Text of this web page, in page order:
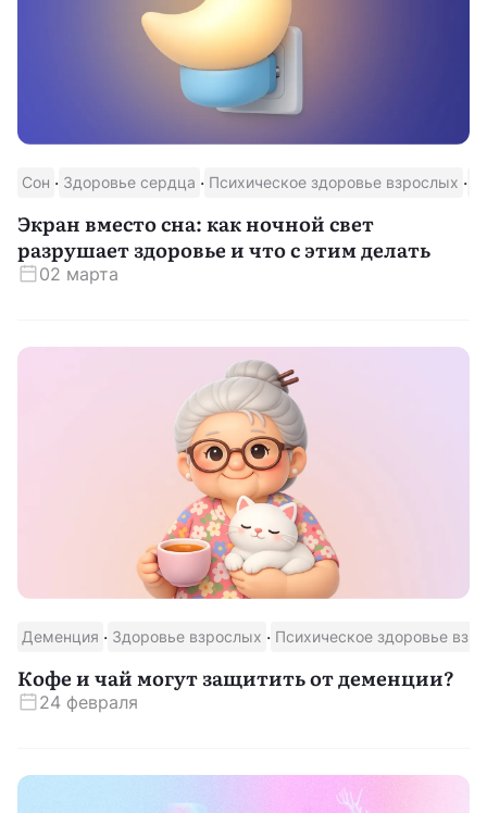
Сон · Здоровье сердца · Психическое здоровье взрослых ·
Экран вместо сна: как ночной свет
разрушает здоровье и что с этим делать
02 марта
Деменция · Здоровье взрослых · Психическое здоровье
Кофе и чай могут защитить от деменции?
24 февраля